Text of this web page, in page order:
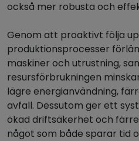
också mer robusta och
Genom att proaktivt följa
produktionsprocesser
maskiner och utrustning,
resursförbrukningen
lägre energianvändning,
avfall. Dessutom ger ett
ökad driftsäkerhet och
något som både sparar tid